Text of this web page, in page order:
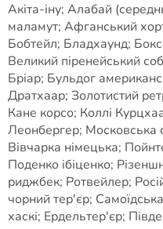
Акіта-іну; Алабай
маламут; Афганський
Бобтейл; Бладхаунд;
Великий піренейський
Бріар; Бульдог
Дратхаар; Золотистий
Кане корсо; Коллі
Леонбергер;
Вівчарка німецька;
Поденко ібіценко;
риджбек; Ротвейлер;
чорний тер'єр;
хаскі; Ердельтер'єр;